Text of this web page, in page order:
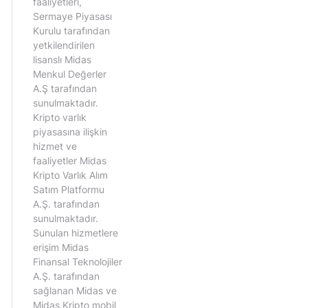
Sermaye Piyasası
Kurulu tarafından
yetkilendirilen
lisanslı Midas
Menkul Değerler
A.Ş tarafından
sunulmaktadır.
Kripto varlık
piyasasına ilişkin
hizmet ve
faaliyetler Midas
Kripto Varlık Alım
Satım Platformu
A.Ş. tarafından
sunulmaktadır.
Sunulan hizmetlere
erişim Midas
Finansal Teknolojiler
A.Ş. tarafından
sağlanan Midas ve
Midas Kripto mobil